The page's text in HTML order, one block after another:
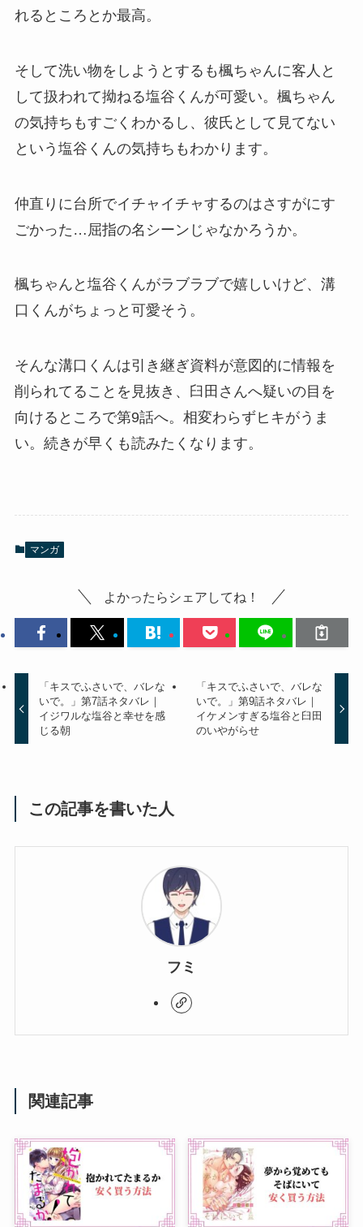
れるところとか最高。
そして洗い物をしようとするも楓ちゃんに客人と
して扱われて拗ねる塩谷くんが可愛い。楓ちゃん
の気持ちもすごくわかるし、彼氏として見てない
という塩谷くんの気持ちもわかります。
仲直りに台所でイチャイチャするのはさすがにす
ごかった…屈指の名シーンじゃなかろうか。
楓ちゃんと塩谷くんがラブラブで嬉しいけど、溝
口くんがちょっと可愛そう。
そんな溝口くんは引き継ぎ資料が意図的に情報を
削られてることを見抜き、臼田さんへ疑いの目を
向けるところで第9話へ。相変わらずヒキがうま
い。続きが早くも読みたくなります。
マンガ
よかったらシェアしてね！
「キスでふさいで、バレな
いで。」第7話ネタバレ｜
イジワルな塩谷と幸せを感
じる朝
「キスでふさいで、バレな
いで。」第9話ネタバレ｜
イケメンすぎる塩谷と臼田
のいやがらせ
この記事を書いた人
フミ
関連記事